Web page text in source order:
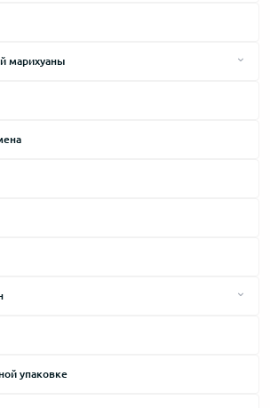
марихуаны
упаковке